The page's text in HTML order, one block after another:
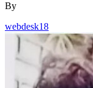
By
webdesk18